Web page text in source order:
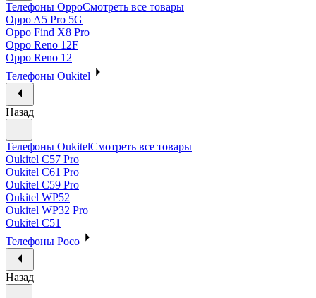
Телефоны OppoСмотреть все товары
Oppo A5 Pro 5G
Oppo Find X8 Pro
Oppo Reno 12F
Oppo Reno 12
Телефоны Oukitel
Назад
Телефоны OukitelСмотреть все товары
Oukitel C57 Pro
Oukitel C61 Pro
Oukitel C59 Pro
Oukitel WP52
Oukitel WP32 Pro
Oukitel C51
Телефоны Poco
Назад